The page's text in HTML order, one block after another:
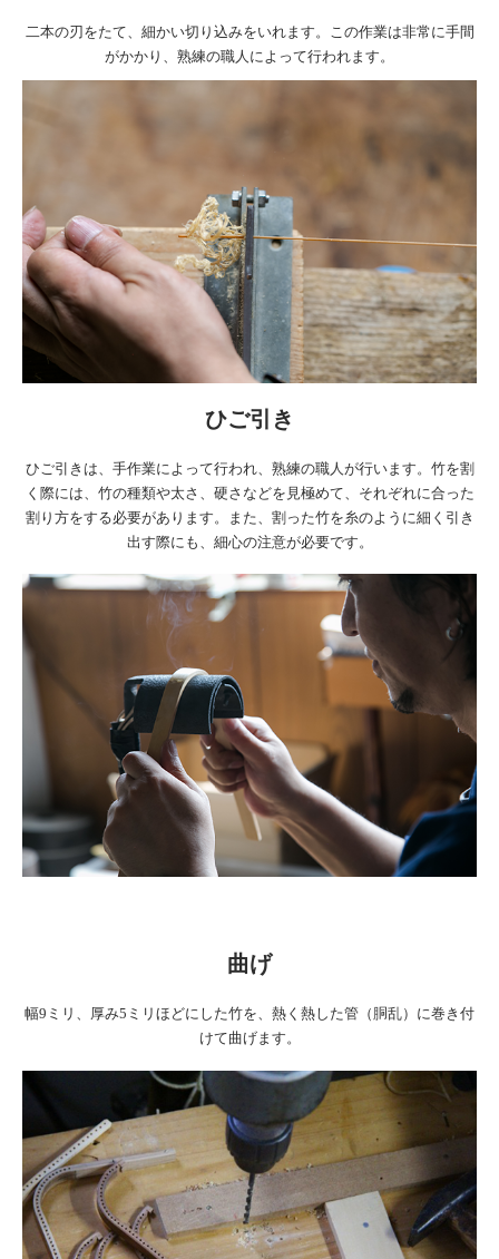
二本の刃をたて、細かい切り込みをいれます。この作業は非常に手間
がかかり、熟練の職人によって行われます。
ひご引き
ひご引きは、手作業によって行われ、熟練の職人が行います。竹を割
く際には、竹の種類や太さ、硬さなどを見極めて、それぞれに合った
割り方をする必要があります。また、割った竹を糸のように細く引き
出す際にも、細心の注意が必要です。
曲げ
幅9ミリ、厚み5ミリほどにした竹を、熱く熱した管（胴乱）に巻き付
けて曲げます。